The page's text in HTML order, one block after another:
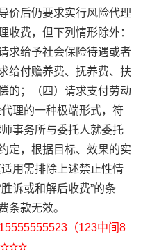
价后仍要求实行风险代理
收费，但下列情形除外：
求给予社会保险待遇或者
给付赡养费、抚养费、扶
的；（四）请求支付劳动
理的一种极端形式，符
事务所与委托人就委托
定，根据目标、效果的实
用需排除上述禁止性情
诉或和解后收费”的条
条款无效。
（123中间8